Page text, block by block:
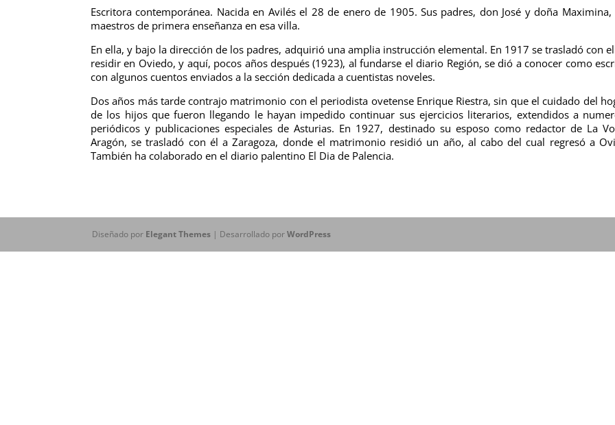
Escritora contemporánea. Nacida en Avilés el 28 de enero de 1905. Sus padres, don José y doña Maximina,
maestros de primera enseñanza en esa villa.
En ella, y bajo la dirección de los padres, adquirió una amplia instrucción elemental. En 1917 se trasladó con
residir en Oviedo, y aquí, pocos años después (1923), al fundarse el diario Región, se dió a conocer como
con algunos cuentos enviados a la sección dedicada a cuentistas noveles.
Dos años más tarde contrajo matrimonio con el periodista ovetense Enrique Riestra, sin que el cuidado del
de los hijos que fueron llegando le hayan impedido continuar sus ejercicios literarios, extendidos a
periódicos y publicaciones especiales de Asturias. En 1927, destinado su esposo como redactor de La
Aragón, se trasladó con él a Zaragoza, donde el matrimonio residió un año, al cabo del cual regresó a
También ha colaborado en el diario palentino El Dia de Palencia.
Diseñado por Elegant Themes | Desarrollado porWordPress